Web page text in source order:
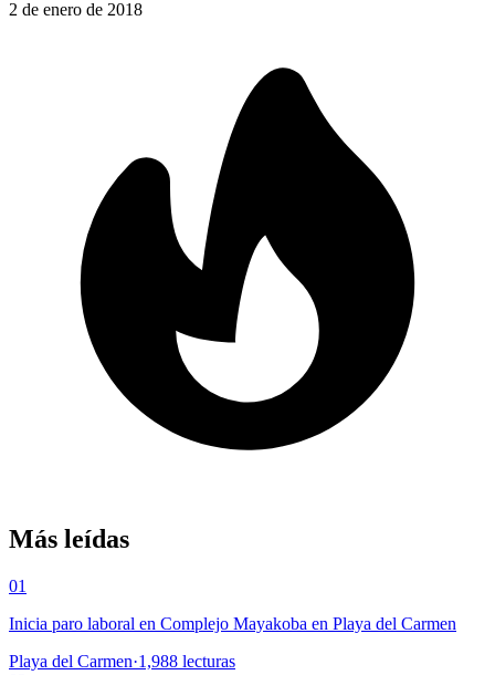
2 de enero de 2018
Más leídas
01
Inicia paro laboral en Complejo Mayakoba en Playa del Carmen
Playa del Carmen·1,988 lecturas